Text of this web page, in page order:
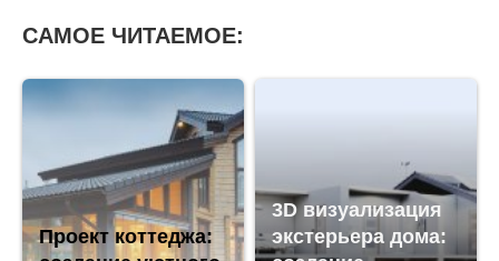
САМОЕ ЧИТАЕМОЕ:
Проект коттеджа:
3D визуализация
экстерьера дома: